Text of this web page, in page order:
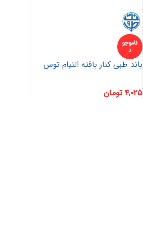
ناموجو
د
باند طبی کنار بافته التیام توس
۴,۰۲۵ تومان